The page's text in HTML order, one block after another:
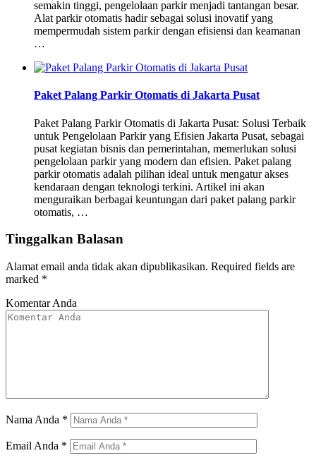
semakin tinggi, pengelolaan parkir menjadi tantangan besar.
Alat parkir otomatis hadir sebagai solusi inovatif yang
mempermudah sistem parkir dengan efisiensi dan keamanan
…
Paket Palang Parkir Otomatis di Jakarta Pusat
Paket Palang Parkir Otomatis di Jakarta Pusat: Solusi Terbaik
untuk Pengelolaan Parkir yang Efisien Jakarta Pusat, sebagai
pusat kegiatan bisnis dan pemerintahan, memerlukan solusi
pengelolaan parkir yang modern dan efisien. Paket palang
parkir otomatis adalah pilihan ideal untuk mengatur akses
kendaraan dengan teknologi terkini. Artikel ini akan
menguraikan berbagai keuntungan dari paket palang parkir
otomatis, …
Tinggalkan Balasan
Alamat email anda tidak akan dipublikasikan. Required fields are
marked *
Komentar Anda
Nama Anda *
Email Anda *